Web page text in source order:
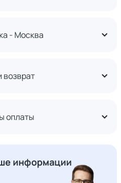
- Москва
возврат
оплаты
информации